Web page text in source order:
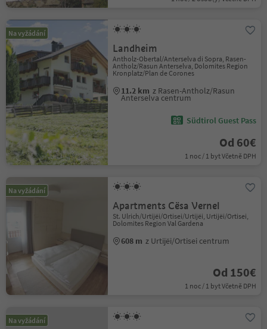
Na vyžádání
Landheim
Antholz-Obertal/Anterselva di Sopra, Rasen-
Antholz/Rasun Anterselva, Dolomites Region
Kronplatz/Plan de Corones
11.2 km z Rasen-Antholz/Rasun
Anterselva centrum
Südtirol Guest Pass
Od 60€
1 noc / 1 byt Včetně DPH
Na vyžádání
Apartments Cësa Vernel
St. Ulrich/Urtijëi/Ortisei/Urtijëi, Urtijëi/Ortisei,
Dolomites Region Val Gardena
608 m z Urtijëi/Ortisei centrum
Od 150€
1 noc / 1 byt Včetně DPH
Na vyžádání